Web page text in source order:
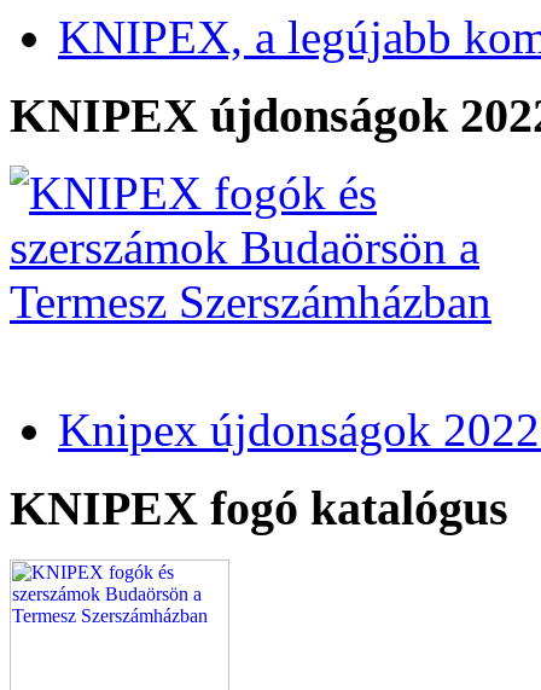
KNIPEX, a legújabb
KNIPEX újdonságok
Knipex újdonságok
KNIPEX fogó katalógus